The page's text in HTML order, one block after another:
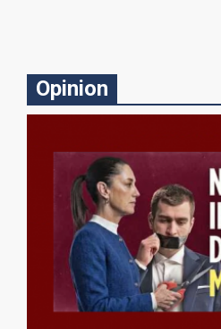
Opinion